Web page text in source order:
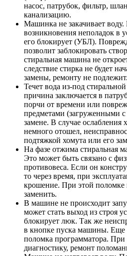
насос, патрубок, фильтр,
канализацию.
Машинка не закачивает воду.
возникновения неполадок в
его блокирует (УБЛ).
позволит заблокировать
стиральная машина не
следствие стирка не будет
замены, ремонту не подлежит.
Течет вода из-под
причина заключается в
порчи от времени или
предметами (загруженными
замене. В случае ослабления
немного отошел,
подтяжкой хомута или его
На фазе отжима стиральная
Это может быть связано с
противовеса. Если он
то через время, при
крошение. При этой поломке
заменить.
В машине не происходит
может стать выход из строя
блокирует люк. Так же
в кнопке пуска машины. Еще
поломка программатора. При
диагностику, ремонт